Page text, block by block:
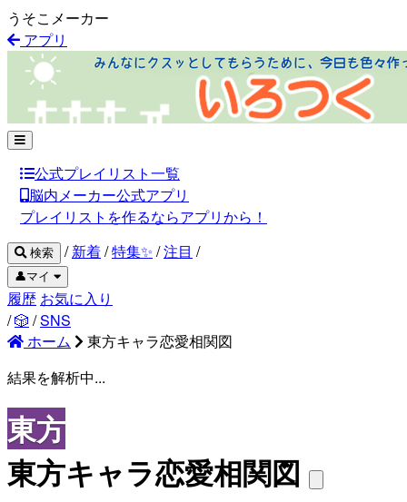
うそこメーカー
アプリ
公式プレイリスト一覧
脳内メーカー公式アプリ
プレイリストを作るならアプリから！
検索 / 新着/特集✨ /注目 /
👤マイ
履歴 お気に入り
/🎲 /SNS
ホーム
東方キャラ恋愛相関図
結果を解析中...
東方
東方キャラ恋愛相関図